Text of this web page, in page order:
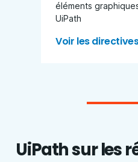
éléments
UiPath
Voir les
UiPath sur les